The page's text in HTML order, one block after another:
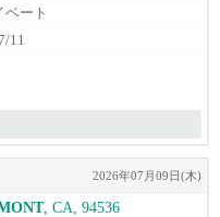
ベート
11
2026年07月09日(木)
, CA, 94536